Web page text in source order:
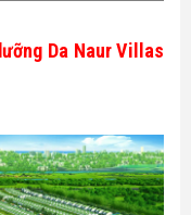
Da Naur Villas